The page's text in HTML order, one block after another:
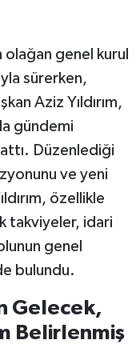
olağan genel kurul
sürerken,
Aziz Yıldırım,
gündemi
Düzenlediği
ve yeni
özellikle
takviyeler, idari
genel
bulundu.
Gelecek,
Belirlenmiş